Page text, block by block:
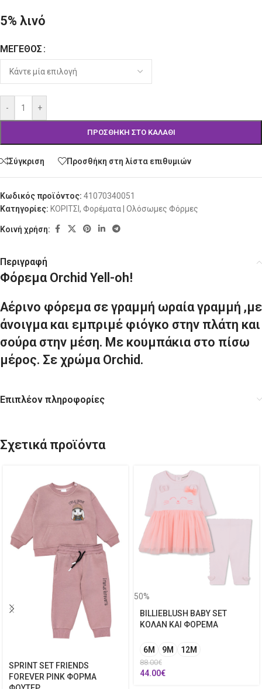
5% λινό
ΜΈΓΕΘΟΣ
- +
ΠΡΟΣΘΉΚΗ ΣΤΟ ΚΑΛΆΘΙ
Alternative:
Σύγκριση Προσθήκη στη λίστα επιθυμιών
Κωδικός προϊόντος: 41070340051
Κατηγορίες: ΚΟΡΙΤΣΙ , Φορέματα | Ολόσωμες Φόρμες
Κοινή χρήση:
Περιγραφή
Φόρεμα Orchid Yell-oh!
Αέρινο φόρεμα σε γραμμή ωραία γραμμή ,με
άνοιγμα και εμπριμέ φιόγκο στην πλάτη και
σούρα στην μέση. Με κουμπάκια στο πίσω
μέρος. Σε χρώμα Orchid.
Επιπλέον πληροφορίες
Σχετικά προϊόντα
SPRINT SET FRIENDS
FOREVER PINK ΦΟΡΜΑ
50%
BILLIEBLUSH BABY SET
ΚΟΛΑΝ ΚΑΙ ΦΟΡΕΜΑ
6M 9M 12Μ
88.00€
44.00€